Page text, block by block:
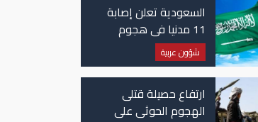
السعودية تعلن إصابة
11 مدنيا في هجوم
حوثي على نجران
شؤون عربية
ارتفاع حصيلة قتلى
الهجوم الحوثي على